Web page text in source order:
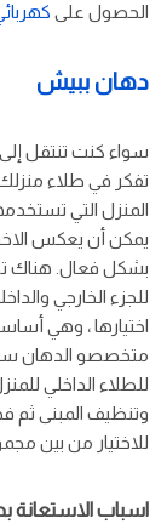
الحصول على
دهان ببيش
سواء كنت تنتقل
تفكر في طلاء
المنزل التي
يمكن أن يعكس
بشكل فعال. هناك
للجزء الخارجي
اختيارها ، وهي
متخصصو الدهان
للطلاء الداخلي
وتنظيف المبنى ثم
للاختيار من بين
اسباب